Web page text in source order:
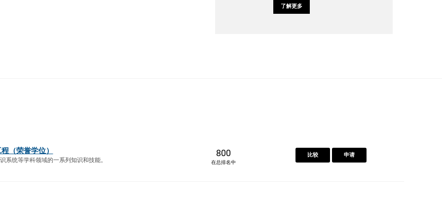
了解更多
（荣誉学位）
系统等学科领域的一系列知识和技能。
800
在总排名中
比较 申请